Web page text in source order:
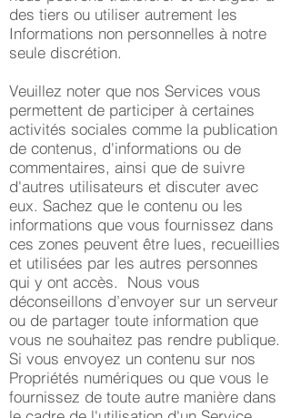
des tiers ou utiliser autrement les
Informations non personnelles à notre
seule discrétion.
Veuillez noter que nos Services vous
permettent de participer à certaines
activités sociales comme la publication
de contenus, d'informations ou de
commentaires, ainsi que de suivre
d'autres utilisateurs et discuter avec
eux. Sachez que le contenu ou les
informations que vous fournissez dans
ces zones peuvent être lues, recueillies
et utilisées par les autres personnes
qui y ont accès. Nous vous
déconseillons d’envoyer sur un serveur
ou de partager toute information que
vous ne souhaitez pas rendre publique.
Si vous envoyez un contenu sur nos
Propriétés numériques ou que vous le
fournissez de toute autre manière dans